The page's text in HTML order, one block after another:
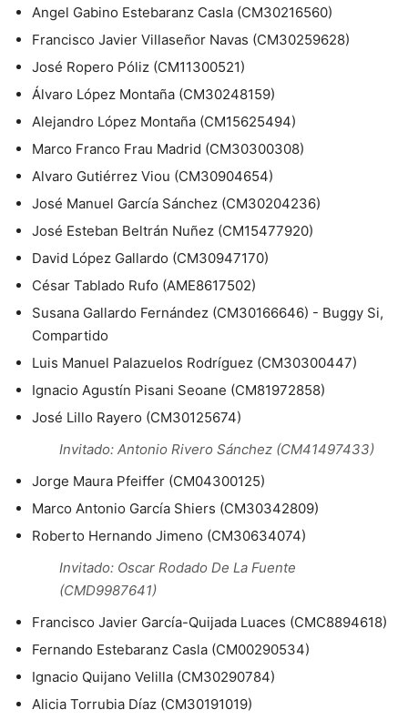
Angel Gabino Estebaranz Casla (CM30216560)
Francisco Javier Villaseñor Navas (CM30259628)
José Ropero Póliz (CM11300521)
Álvaro López Montaña (CM30248159)
Alejandro López Montaña (CM15625494)
Marco Franco Frau Madrid (CM30300308)
Alvaro Gutiérrez Viou (CM30904654)
José Manuel García Sánchez (CM30204236)
José Esteban Beltrán Nuñez (CM15477920)
David López Gallardo (CM30947170)
César Tablado Rufo (AME8617502)
Susana Gallardo Fernández (CM30166646) - Buggy Si,
Compartido
Luis Manuel Palazuelos Rodríguez (CM30300447)
Ignacio Agustín Pisani Seoane (CM81972858)
José Lillo Rayero (CM30125674)
Invitado: Antonio Rivero Sánchez (CM41497433)
Jorge Maura Pfeiffer (CM04300125)
Marco Antonio García Shiers (CM30342809)
Roberto Hernando Jimeno (CM30634074)
Invitado: Oscar Rodado De La Fuente
(CMD9987641)
Francisco Javier García-Quijada Luaces (CMC8894618)
Fernando Estebaranz Casla (CM00290534)
Ignacio Quijano Velilla (CM30290784)
Alicia Torrubia Díaz (CM30191019)